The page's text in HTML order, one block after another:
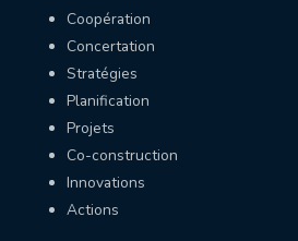
Coopération
Concertation
Stratégies
Planification
Projets
Co-construction
Innovations
Actions